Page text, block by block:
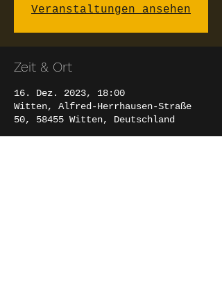
Veranstaltungen ansehen
Zeit & Ort
16. Dez. 2023, 18:00
Witten, Alfred-Herrhausen-Straße
50, 58455 Witten, Deutschland